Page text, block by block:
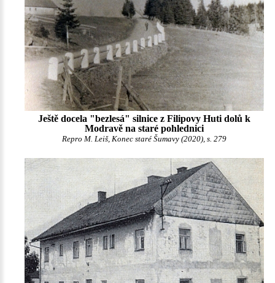
Ještě docela "bezlesá" silnice z Filipovy Huti dolů k
Modravě na staré pohlednici
Repro M. Leiš, Konec staré Šumavy (2020), s. 279